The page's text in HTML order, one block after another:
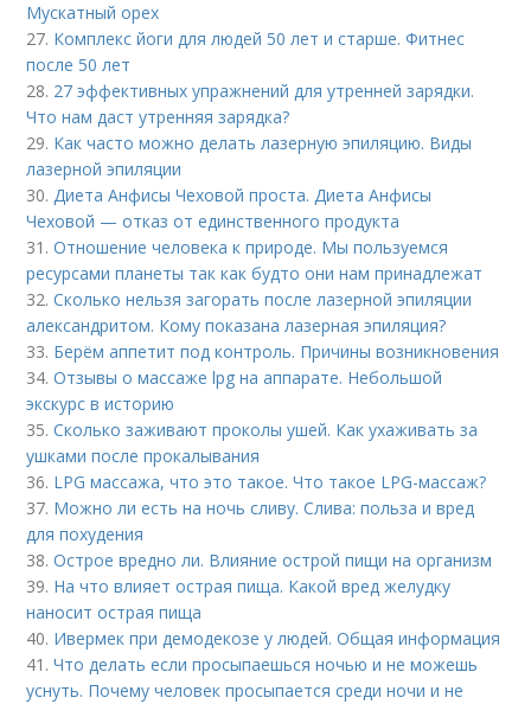
Мускатный орех
27. Комплекс йоги для людей 50 лет и старше. Фитнес
после 50 лет
28. 27 эффективных упражнений для утренней зарядки.
Что нам даст утренняя зарядка?
29. Как часто можно делать лазерную эпиляцию. Виды
лазерной эпиляции
30.Диета Анфисы Чеховой проста. Диета Анфисы
Чеховой — отказ от единственного продукта
31.Отношение человека к природе. Мы пользуемся
ресурсами планеты так как будто они нам принадлежат
32.Сколько нельзя загорать после лазерной эпиляции
александритом. Кому показана лазерная эпиляция?
33. Берём аппетит под контроль. Причины возникновения
34.Отзывы о массаже lpg на аппарате. Небольшой
экскурс в историю
35.Сколько заживают проколы ушей. Как ухаживать за
ушками после прокалывания
36. LPG массажа, что это такое. Что такое LPG-массаж?
37. Можно ли есть на ночь сливу. Слива: польза и вред
для похудения
38.Острое вредно ли. Влияние острой пищи на организм
39. На что влияет острая пища. Какой вред желудку
наносит острая пища
40. Ивермек при демодекозе у людей. Общая информация
41.Что делать если просыпаешься ночью и не можешь
уснуть. Почему человек просыпается среди ночи и не